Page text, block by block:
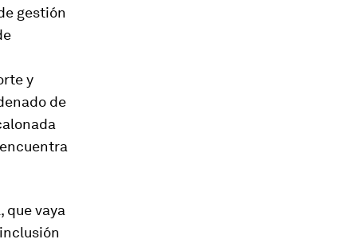
gestión
y
de
que vaya